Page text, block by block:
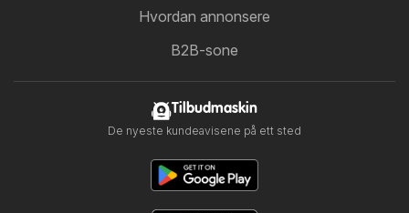
Hvordan annonsere
B2B-sone
Tilbudmaskin
De nyeste kundeavisene på ett sted